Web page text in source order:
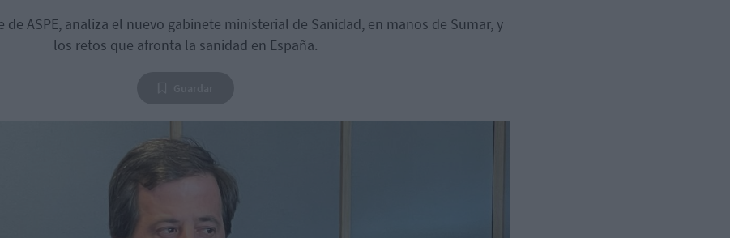
de ASPE, analiza el nuevo gabinete ministerial de Sanidad, en manos de Sumar, y
los retos que afronta la sanidad en España.